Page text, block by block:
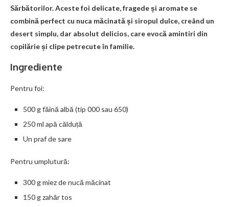
Sărbătorilor. Aceste foi delicate, fragede și aromate se
combină perfect cu nuca măcinată și siropul dulce, creând un
desert simplu, dar absolut delicios, care evocă amintiri din
copilărie și clipe petrecute în familie.
Ingrediente
Pentru foi:
500 g făină albă (tip 000 sau 650)
250 ml apă călduță
Un praf de sare
Pentru umplutură:
300 g miez de nucă măcinat
150 g zahăr tos